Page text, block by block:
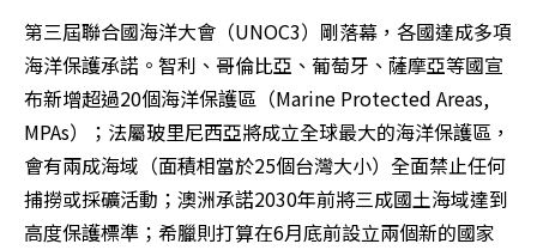
第三屆聯合國海洋大會（UNOC3）剛落幕，各國達成多項
海洋保護承諾。智利、哥倫比亞、葡萄牙、薩摩亞等國宣
布新增超過20個海洋保護區（Marine Protected Areas,
MPAs）；法屬玻里尼西亞將成立全球最大的海洋保護區，
會有兩成海域（面積相當於25個台灣大小）全面禁止任何
捕撈或採礦活動；澳洲承諾2030年前將三成國土海域達到
高度保護標準；希臘則打算在6月底前設立兩個新的國家